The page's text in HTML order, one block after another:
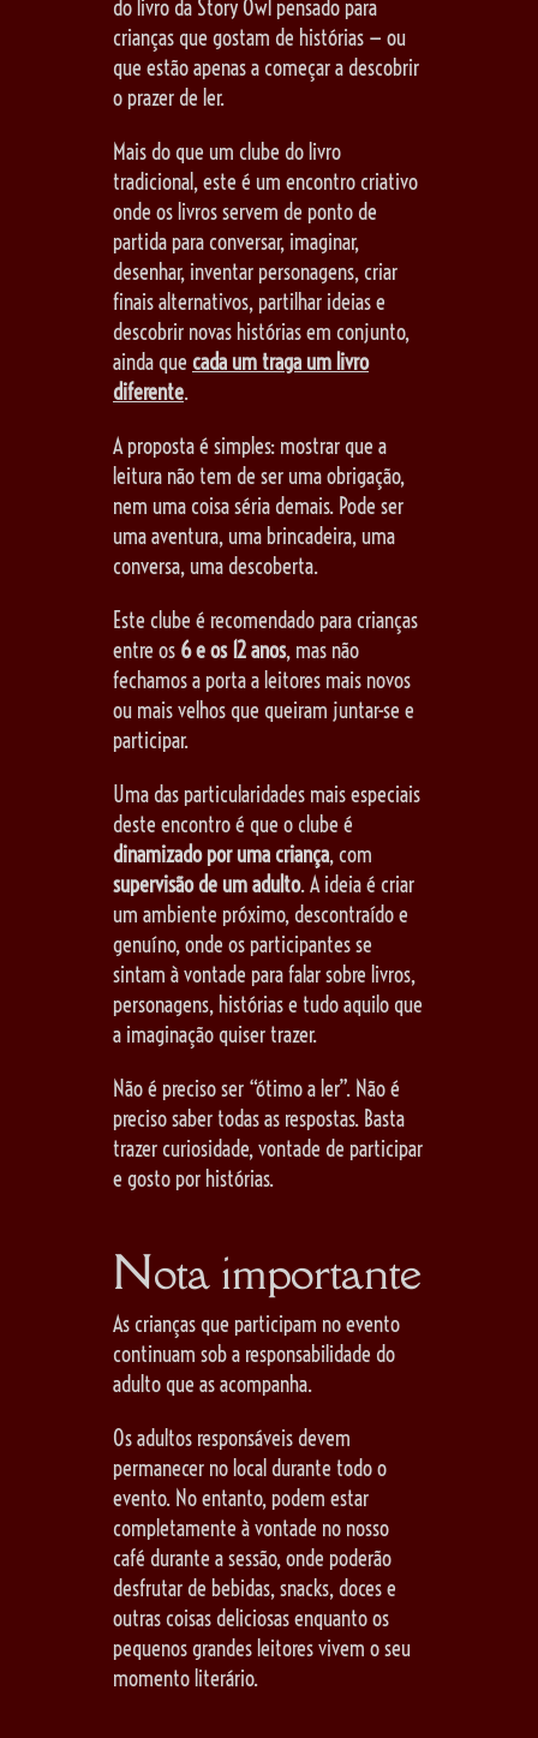
do livro da Story Owl pensado para
crianças que gostam de histórias — ou
que estão apenas a começar a descobrir
o prazer de ler.
Mais do que um clube do livro
tradicional, este é um encontro criativo
onde os livros servem de ponto de
partida para conversar, imaginar,
desenhar, inventar personagens, criar
finais alternativos, partilhar ideias e
descobrir novas histórias em conjunto,
ainda que cada um traga um livro
diferente.
A proposta é simples: mostrar que a
leitura não tem de ser uma obrigação,
nem uma coisa séria demais. Pode ser
uma aventura, uma brincadeira, uma
conversa, uma descoberta.
Este clube é recomendado para crianças
entre os 6 e os 12 anos, mas não
fechamos a porta a leitores mais novos
ou mais velhos que queiram juntar-se e
participar.
Uma das particularidades mais especiais
deste encontro é que o clube é
dinamizado por uma criança, com
supervisão de um adulto. A ideia é criar
um ambiente próximo, descontraído e
genuíno, onde os participantes se
sintam à vontade para falar sobre livros,
personagens, histórias e tudo aquilo que
a imaginação quiser trazer.
Não é preciso ser “ótimo a ler”. Não é
preciso saber todas as respostas. Basta
trazer curiosidade, vontade de participar
e gosto por histórias.
Nota importante
As crianças que participam no evento
continuam sob a responsabilidade do
adulto que as acompanha.
Os adultos responsáveis devem
permanecer no local durante todo o
evento. No entanto, podem estar
completamente à vontade no nosso
café durante a sessão, onde poderão
desfrutar de bebidas, snacks, doces e
outras coisas deliciosas enquanto os
pequenos grandes leitores vivem o seu
momento literário.